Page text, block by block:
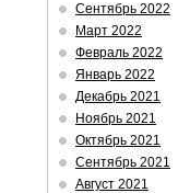
Сентябрь 2022
Март 2022
Февраль 2022
Январь 2022
Декабрь 2021
Ноябрь 2021
Октябрь 2021
Сентябрь 2021
Август 2021